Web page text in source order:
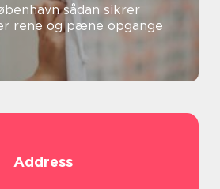
sådan sikrer
rene og pæne opgange
Address